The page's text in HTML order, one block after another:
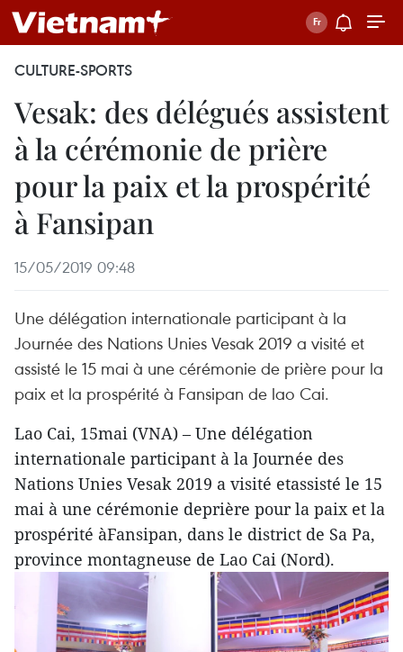
CULTURE-SPORTS
Vesak: des délégués assistent
à la cérémonie de prière
pour la paix et la prospérité
à Fansipan
15/05/2019 09:48
Une délégation internationale participant à la
Journée des Nations Unies Vesak 2019 a visité et
assisté le 15 mai à une cérémonie de prière pour la
paix et la prospérité à Fansipan de lao Cai.
Lao Cai, 15mai (VNA) – Une délégation
internationale participant à la Journée des
Nations Unies Vesak 2019 a visité etassisté le 15
mai à une cérémonie deprière pour la paix et la
prospérité àFansipan, dans le district de Sa Pa,
province montagneuse de Lao Cai (Nord).